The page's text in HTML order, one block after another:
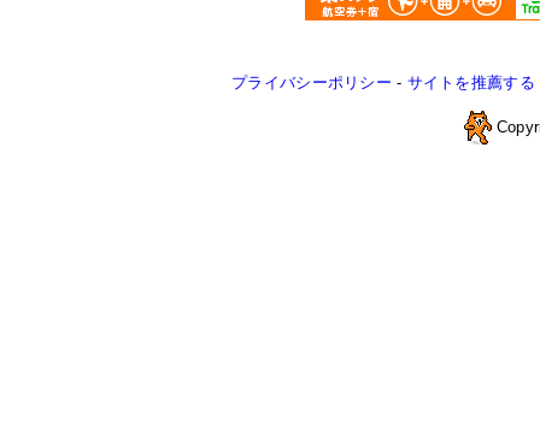
プライバシーポリシー - サイトを推薦する